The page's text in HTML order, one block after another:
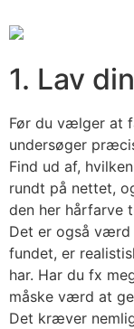
1. Lav
Før du vælger at
undersøger
Find ud af,
rundt på nettet,
den her hårfarve
Det er også værd
fundet, er
har. Har du fx
måske værd at
Det kræver